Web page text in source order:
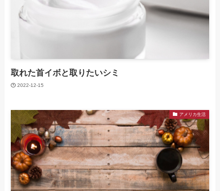
取れた首イボと取りたいシミ
2022-12-15
アメリカ生活